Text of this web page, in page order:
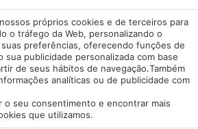
próprios cookies e de terceiros para
o tráfego da Web, personalizando o
preferências, oferecendo funções de
sua publicidade personalizada com base
de seus hábitos de navegação.Também
analíticas ou de publicidade com
o seu consentimento e encontrar mais
que utilizamos.